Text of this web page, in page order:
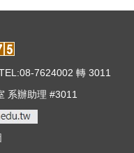
7624002 轉 3011
系辦助理 #3011